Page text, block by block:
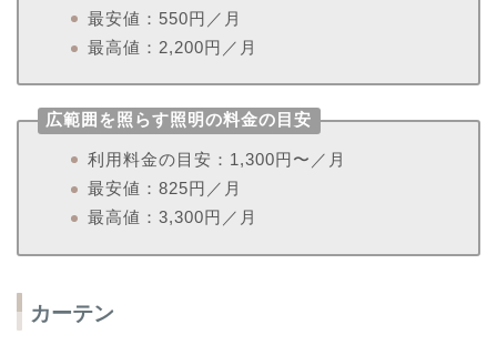
最安値：550円／月
最高値：2,200円／月
広範囲を照らす照明の料金の目安
利用料金の目安：1,300円〜／月
最安値：825円／月
最高値：3,300円／月
カーテン